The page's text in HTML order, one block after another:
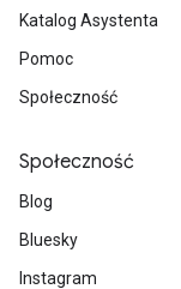
Katalog Asystenta
Pomoc
Społeczność
Społeczność
Blog
Bluesky
Instagram